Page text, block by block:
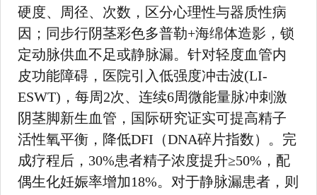
硬度、周径、次数，区分心理性与器质性病
因；同步行阴茎彩色多普勒+海绵体造影，锁
定动脉供血不足或静脉漏。针对轻度血管内
皮功能障碍，医院引入低强度冲击波(LI-
ESWT)，每周2次、连续6周微能量脉冲刺激
阴茎脚新生血管，国际研究证实可提高精子
活性氧平衡，降低DFI（DNA碎片指数）。完
成疗程后，30%患者精子浓度提升≥50%，配
偶生化妊娠率增加18%。对于静脉漏患者，则